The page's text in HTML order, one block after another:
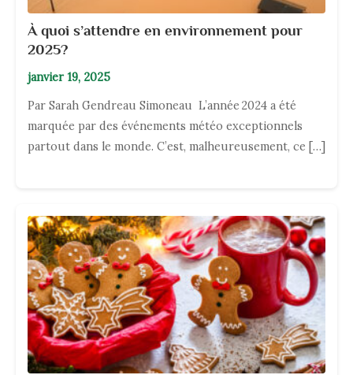
À quoi s’attendre en environnement pour
2025?
janvier 19, 2025
Par Sarah Gendreau Simoneau L’année 2024 a été
marquée par des événements météo exceptionnels
partout dans le monde. C’est, malheureusement, ce […]